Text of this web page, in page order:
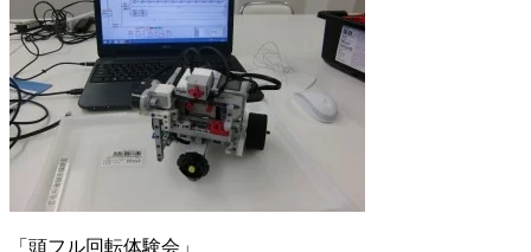
「頭フル回転体験会」